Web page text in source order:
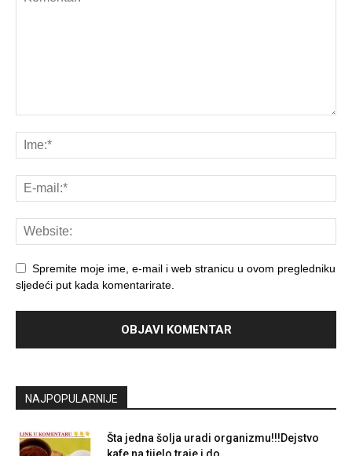
Spremite moje ime, e-mail i web stranicu u ovom pregledniku
sljedeći put kada komentarirate.
NAJPOPULARNIJE
Šta jedna šolja uradi organizmu!!!Dejstvo